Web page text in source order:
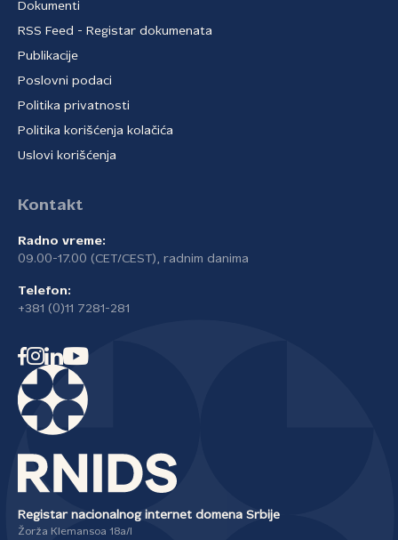
Dokumenti
RSS Feed - Registar dokumenata
Publikacije
Poslovni podaci
Politika privatnosti
Politika korišćenja kolačića
Uslovi korišćenja
Kontakt
Radno vreme:
09.00-17.00 (CET/CEST), radnim danima
Telefon:
+381 (0)11 7281-281
Registar nacionalnog internet domena Srbije
Žorža Klemansoa 18a/I